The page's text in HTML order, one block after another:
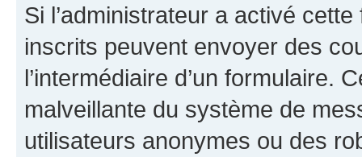
Si l’administrateur a activé
inscrits peuvent envoyer des
l’intermédiaire d’un formulaire.
malveillante du système de
utilisateurs anonymes ou des